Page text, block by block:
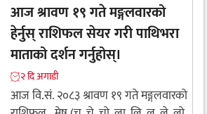
आज श्रावण १९ गते मङ्गलवारको
हेर्नुस् राशिफल सेयर गरी पाथिभरा
माताको दर्शन गर्नुहोस्।
२ दि अगाडी
आज वि.सं. २०८३ श्रावण १९ गते मङ्गलवारको